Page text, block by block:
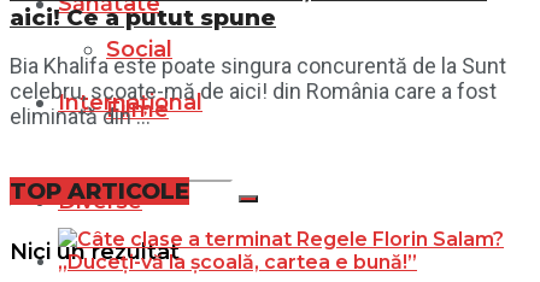
Social
Filme
Nici un rezultat
Internațional
Diverse
aici! Ce a putut spune
Bia Khalifa este poate singura concurentă de la Sunt
celebru, scoate-mă de aici! din România care a fost
eliminată din ...
TOP ARTICOLE